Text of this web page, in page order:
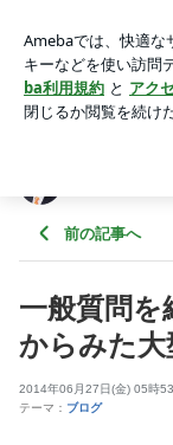
E) | 平野剛 オフィ
アプリをダウンロ
ょう。
前の記事へ
一般質問を
からみた大
2014年06月27日(金) 05時
テーマ： ブログ